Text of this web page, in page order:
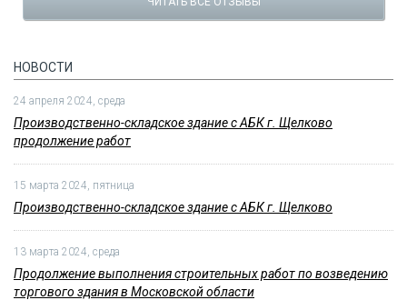
НОВОСТИ
24 апреля 2024, среда
Производственно-складское здание с АБК г. Щелково
продолжение работ
15 марта 2024, пятница
Производственно-складское здание с АБК г. Щелково
13 марта 2024, среда
Продолжение выполнения строительных работ по возведению
торгового здания в Московской области